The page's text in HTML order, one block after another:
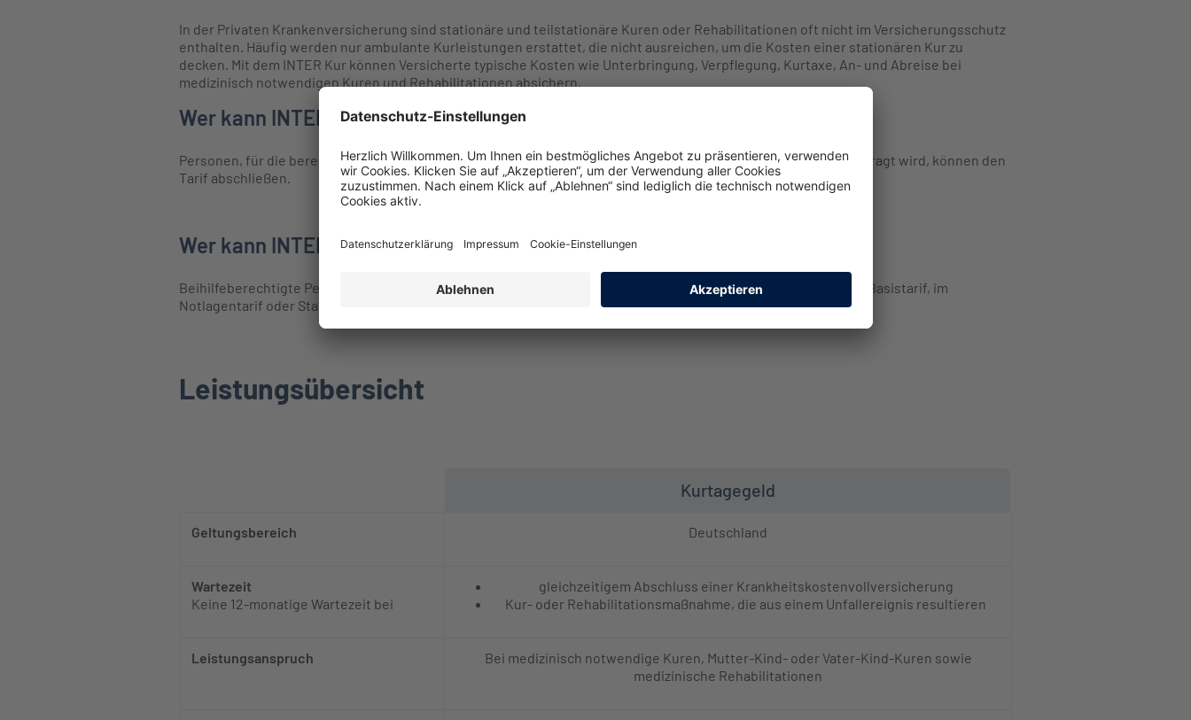
In der Privaten Krankenversicherung sind stationäre und teilstationäre Kuren oder Rehabilitationen oft nicht im Versicherungsschutz
enthalten. Häufig werden nur ambulante Kurleistungen erstattet, die nicht ausreichen, um die Kosten einer stationären Kur zu
decken. Mit dem INTER Kur können Versicherte typische Kosten wie Unterbringung, Verpflegung, Kurtaxe, An- und Abreise bei
medizinisch notwendigen Kuren und Rehabilitationen absichern.
Wer kann INTER Kur abschließen?​
Personen, für die bereits bei der INTER eine Krankheitskostenvollversicherung besteht oder gleichzeitig beantragt wird, können den
Tarif abschließen. ​
Wer kann INTER Kur nicht abschließen?​
Beihilfeberechtigte Personen, gesetzlich krankenversicherte Personen, Versicherte im brancheneinheitlichen Basistarif, im
Notlagentarif oder Standardtarif können den Tarif nicht abschließen.​
Leistungsübersicht
Kurtagegeld
Geltungsbereich Deutschland​
Wartezeit​
Keine 12-monatige Wartezeit bei
gleichzeitigem Abschluss einer Krankheitskostenvollversicherung
Kur- oder Rehabilitationsmaßnahme, die aus einem Unfallereignis resultieren
Leistungsanspruch​
Bei medizinisch notwendige​ Kuren​, Mutter-Kind- oder Vater-Kind-Kuren​ sowie
medizinische Rehabilitationen​